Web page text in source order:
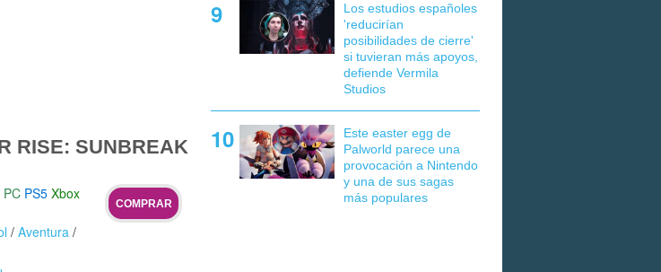
RISE: SUNBREAK
PC PS5 Xbox
/ Aventura /
COMPRAR
Los estudios españoles
'reducirían
posibilidades de cierre'
si tuvieran más apoyos,
defiende Vermila
Studios
Este easter egg de
Palworld parece una
provocación a Nintendo
y una de sus sagas
más populares